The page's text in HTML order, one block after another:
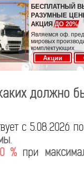
БЕСПЛАТНЫЙ
РАЗУМНЫЕ
АКЦИЯДО 20%
Являемся оф.
мировых
комплектующих
Акции
должно
с 5.08.2026
.
% при